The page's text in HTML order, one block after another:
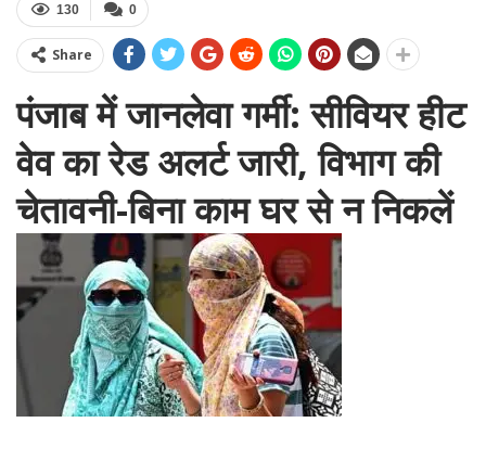
0
130
Share
पंजाब में जानलेवा गर्मी: सीवियर हीट
वेव का रेड अलर्ट जारी, विभाग की
चेतावनी-बिना काम घर से न निकलें